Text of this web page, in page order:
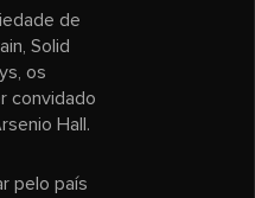
de
Solid
os
convidado
Hall.
pelo país